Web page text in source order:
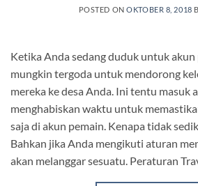
POSTED ONOKTOBER 8, 2018
Ketika Anda sedang duduk untuk akun
mungkin tergoda untuk mendorong
mereka ke desa Anda. Ini tentu masuk
menghabiskan waktu untuk
saja di akun pemain. Kenapa tidak
Bahkan jika Anda mengikuti aturan
akan melanggar sesuatu. Peraturan